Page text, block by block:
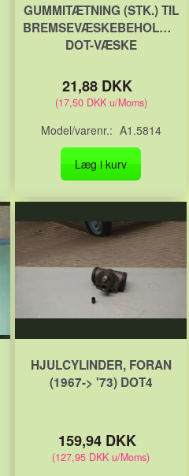
GUMMITÆTNING (STK.) TIL
BREMSEVÆSKEBEHOLDER
DOT-VÆSKE
21,88 DKK
(17,50 DKKu/Moms)
Model/varenr.: A1.5814
Læg i kurv
HJULCYLINDER, FORAN
(1967-> '73) DOT4
159,94 DKK
(127,95 DKK u/Moms)